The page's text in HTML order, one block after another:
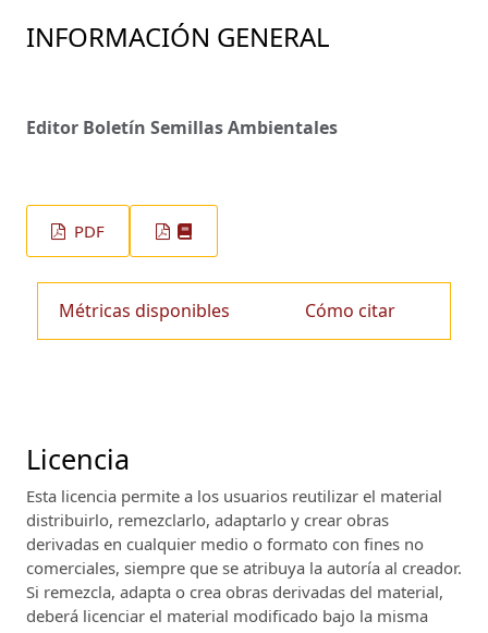
INFORMACIÓN GENERAL
Editor Boletín Semillas Ambientales
PDF
Métricas disponibles Cómo citar
Licencia
Esta licencia permite a los usuarios reutilizar el material
distribuirlo, remezclarlo, adaptarlo y crear obras
derivadas en cualquier medio o formato con fines no
comerciales, siempre que se atribuya la autoría al creador.
Si remezcla, adapta o crea obras derivadas del material,
deberá licenciar el material modificado bajo la misma